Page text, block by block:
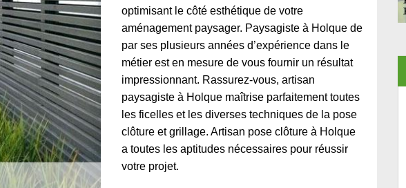
optimisant le côté esthétique de votre
aménagement paysager. Paysagiste à Holque de
par ses plusieurs années d’expérience dans le
métier est en mesure de vous fournir un résultat
impressionnant. Rassurez-vous, artisan
paysagiste à Holque maîtrise parfaitement toutes
les ficelles et les diverses techniques de la pose
clôture et grillage. Artisan pose clôture à Holque
a toutes les aptitudes nécessaires pour réussir
votre projet.